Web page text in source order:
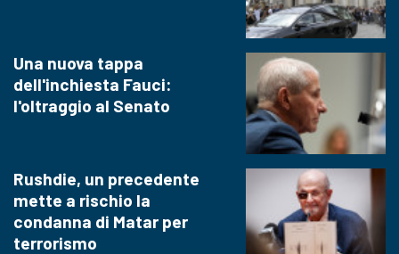
Una nuova tappa
dell'inchiesta Fauci:
l'oltraggio al Senato
Rushdie, un precedente
mette a rischio la
condanna di Matar per
terrorismo